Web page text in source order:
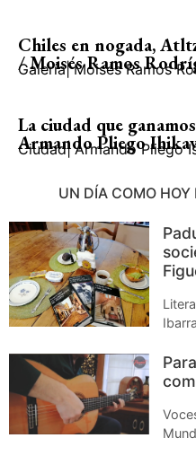
Chiles en nogada,
/ Moisés Ramos
Galería| Moisés Ramos
La ciudad que
Armando Pliego
Ciudad| Armando Pliego
UN DÍA COMO
Ibarra